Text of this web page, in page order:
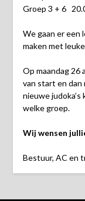
Groep 3 + 6
We gaan er een
maken met
Op maandag 26
van start en dan
nieuwe
welke groep.
Wij wensen
Bestuur, AC en